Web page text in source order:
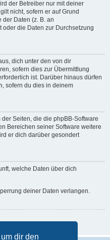
dir den
der Betreiber nur mit deiner
nicht, sofern er auf Grund
Daten (z. B. an
die Daten zur Durchsetzung
dich unter den von dir
sofern dies zur Übermittlung
ist. Darüber hinaus dürfen
sofern du dies in deinem
Seiten, die die phpBB-Software
Bereichen seiner Software weitere
er dich darüber gesondert
welche Daten über dich
deiner Daten verlangen.